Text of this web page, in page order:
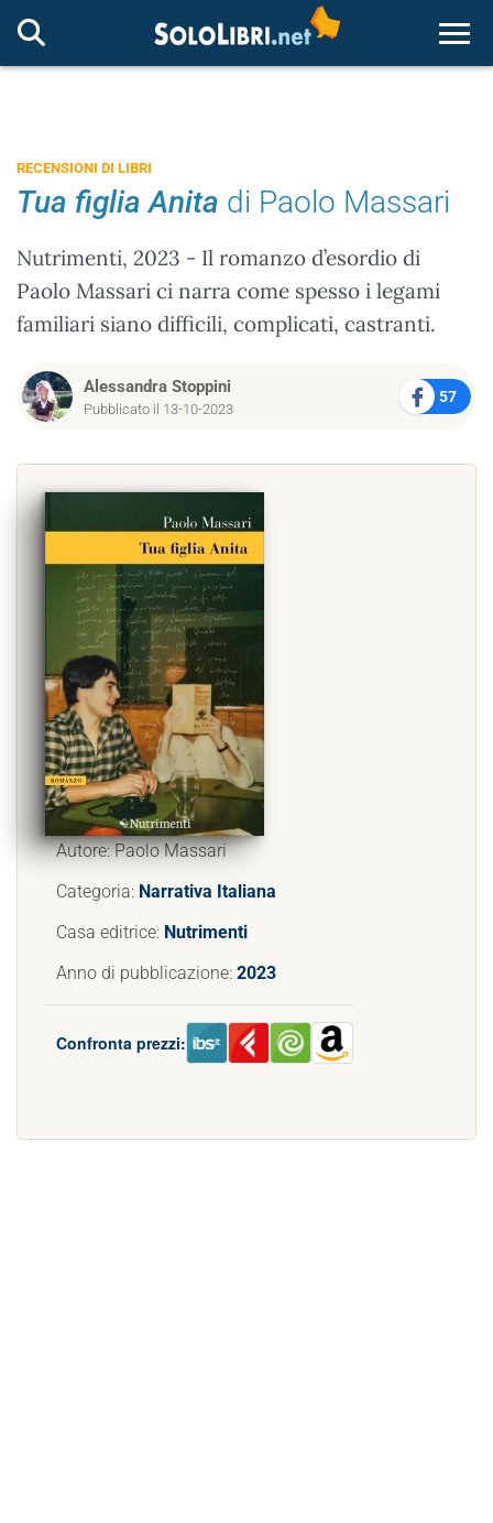
RECENSIONI DI LIBRI
Tua figlia Anita di Paolo Massari
Nutrimenti, 2023 - Il romanzo d’esordio di
Paolo Massari ci narra come spesso i legami
familiari siano difficili, complicati, castranti.
Alessandra Stoppini
Pubblicato il 13-10-2023
57
Autore: Paolo Massari
Categoria: Narrativa Italiana
Casa editrice: Nutrimenti
Anno di pubblicazione: 2023
Confronta prezzi: